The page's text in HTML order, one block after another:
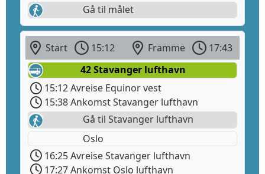
Gå til målet
Start 15:12 Framme
17:43
42 Stavanger lufthavn
15:12 Avreise Equinor vest
15:38 Ankomst Stavanger lufthavn
Gå til Stavanger lufthavn
Oslo
16:25 Avreise Stavanger lufthavn
17:27 Ankomst Oslo lufthavn